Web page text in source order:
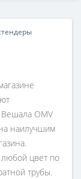
OMV
наилучшим
цвет по
трубы.